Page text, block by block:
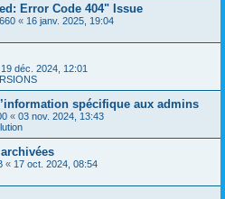
Error Code 404" Issue
« 16 janv. 2025, 19:04
19 déc. 2024, 12:01
spécifique aux admins
« 03 nov. 2024, 13:43
« 17 oct. 2024, 08:54